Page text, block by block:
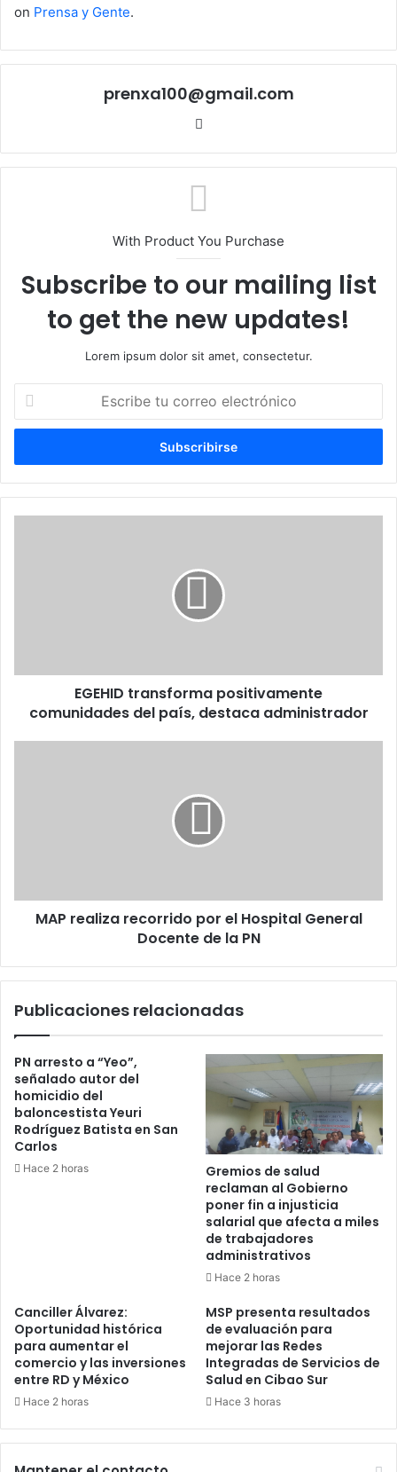
on Prensa y Gente.
prenxa100@gmail.com
With Product You Purchase
Subscribe to our mailing list
to get the new updates!
Lorem ipsum dolor sit amet, consectetur.
correo
EGEHID transforma positivamente
comunidades del país, destaca administrador
de
MAP realiza recorrido por el Hospital General
Docente de la PN
Publicaciones relacionadas
PN arresto a “Yeo”,
señalado autor del
homicidio del
baloncestista Yeuri
Rodríguez Batista en San
Carlos
Hace 2 horas
Gremios de salud
reclaman al Gobierno
poner fin a injusticia
salarial que afecta a miles
de trabajadores
administrativos
Hace 2 horas
Canciller Álvarez:
Oportunidad histórica
para aumentar el
comercio y las inversiones
entre RD y México
Hace 2 horas
MSP presenta resultados
de evaluación para
mejorar las Redes
Integradas de Servicios de
Salud en Cibao Sur
Hace 3 horas